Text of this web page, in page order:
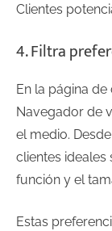
Clientes
4. Filtra
En la página
Navegador de
el medio.
clientes ideales
función y el
Estas